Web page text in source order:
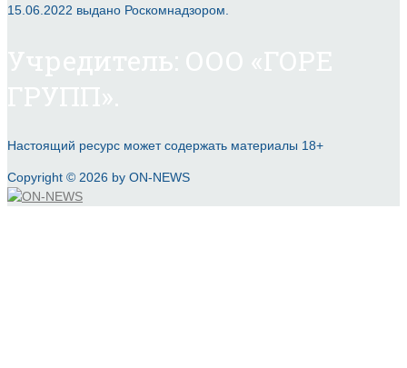
15.06.2022 выдано Роскомнадзором.
Настоящий ресурс может содержать материалы 18+
Copyright © 2026 by ON-NEWS